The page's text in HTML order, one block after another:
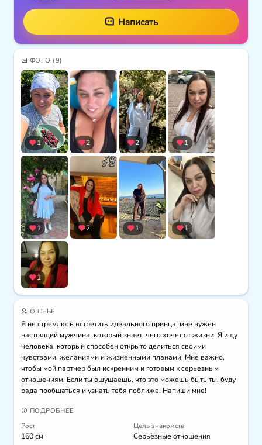
Написать
ФОТО (9)
1 2 2 1
1 2 1 1
1
О СЕБЕ
Я не стремлюсь встретить идеального принца, мне нужен
настоящий мужчина, который знает, чего хочет от жизни. Я ищу
человека, который способен открыто делиться своими
чувствами, желаниями и жизненными планами. Мне важно,
чтобы мой партнер был искренним и готовым к серьезным
отношениям. Если ты ощущаешь, что это можешь быть ты, буду
рада пообщаться и узнать тебя поближе. Напиши мне!
ПОДРОБНЕЕ
Рост
160 см
Цель знакомств
Серьёзные отношения